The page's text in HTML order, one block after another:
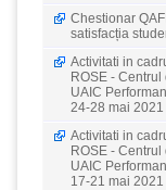
Chestionar
satisfacția
Activitati in
ROSE - Centrul
UAIC
24-28 mai 2021
Activitati in
ROSE - Centrul
UAIC
17-21 mai 2021